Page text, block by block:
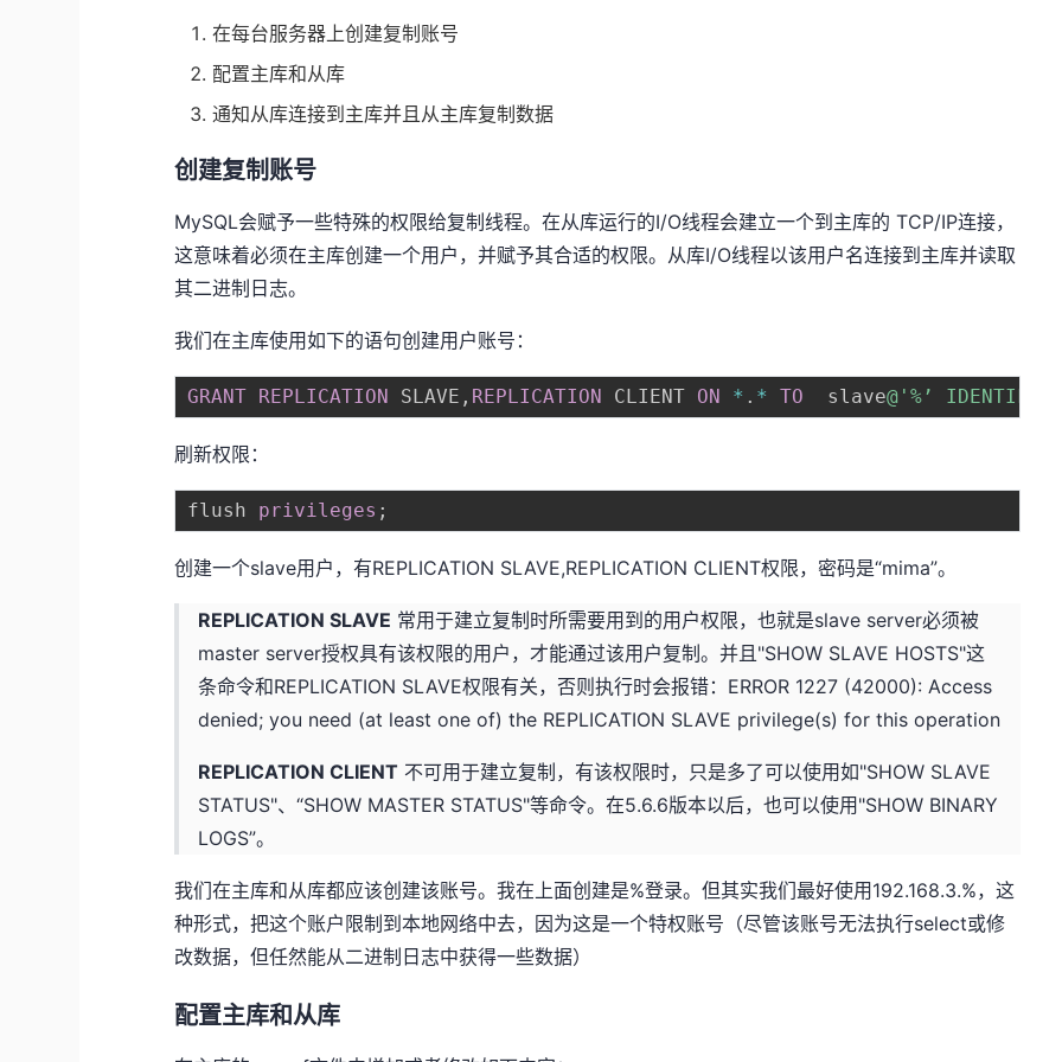
在每台服务器上创建复制账号
配置主库和从库
通知从库连接到主库并且从主库复制数据
创建复制账号
MySQL会赋予一些特殊的权限给复制线程。在从库运行的I/O线程会建立一个到主库的 TCP/IP连接，
这意味着必须在主库创建一个用户，并赋予其合适的权限。从库I/O线程以该用户名连接到主库并读取
其二进制日志。
我们在主库使用如下的语句创建用户账号：
GRANT REPLICATION SLAVE , REPLICATION CLIENT ON * . * TO
  slave
@'%’
刷新权限：
flush privileges ;
创建一个slave用户，有REPLICATION SLAVE,REPLICATION CLIENT权限，密码是“mima”。
REPLICATION SLAVE 常用于建立复制时所需要用到的用户权限，也就是slave server必须被
master server授权具有该权限的用户，才能通过该用户复制。并且"SHOW SLAVE HOSTS"这
条命令和REPLICATION SLAVE权限有关，否则执行时会报错：ERROR 1227 (42000): Access
denied; you need (at least one of) the REPLICATION SLAVE privilege(s) for this operation
REPLICATION CLIENT 不可用于建立复制，有该权限时，只是多了可以使用如"SHOW SLAVE
STATUS"、“SHOW MASTER STATUS"等命令。在5.6.6版本以后，也可以使用"SHOW BINARY
LOGS”。
我们在主库和从库都应该创建该账号。我在上面创建是%登录。但其实我们最好使用192.168.3.%，这
种形式，把这个账户限制到本地网络中去，因为这是一个特权账号（尽管该账号无法执行select或修
改数据，但任然能从二进制日志中获得一些数据）
配置主库和从库